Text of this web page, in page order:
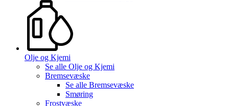
Olje og Kjemi
Se alle Olje og Kjemi
Bremsevæske
Se alle Bremsevæske
Smøring
Frostvæske